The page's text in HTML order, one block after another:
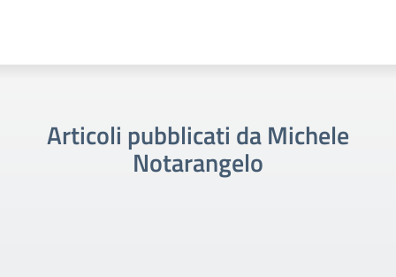
Articoli pubblicati da Michele
Notarangelo